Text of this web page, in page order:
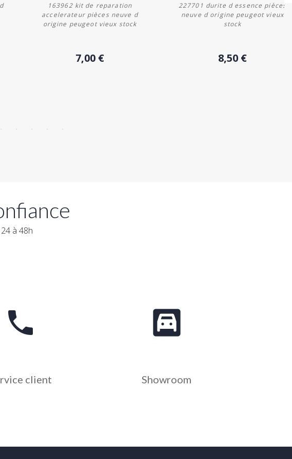
163962 kit de reparation
accelerateur pièces neuve d
origine peugeot vieux stock
7,00 €
227701 durite d essence pièces
neuve d origine peugeot vieux
stock
8,50 €
à 48h
phone
client
garage
Showroom